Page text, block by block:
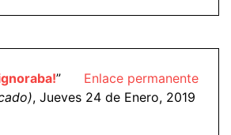
Enlace permanente
”
, Jueves 24 de Enero, 2019